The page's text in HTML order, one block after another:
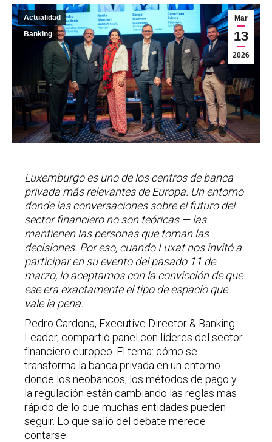
Mar
13
2026
Actualidad
Banking
Luxemburgo es uno de los centros de banca
privada más relevantes de Europa. Un entorno
donde las conversaciones sobre el futuro del
sector financiero no son teóricas — las
mantienen las personas que toman las
decisiones. Por eso, cuando Luxat nos invitó a
participar en su evento del pasado 11 de
marzo, lo aceptamos con la convicción de que
ese era exactamente el tipo de espacio que
vale la pena.
Pedro Cardona, Executive Director & Banking
Leader, compartió panel con líderes del sector
financiero europeo. El tema: cómo se
transforma la banca privada en un entorno
donde los neobancos, los métodos de pago y
la regulación están cambiando las reglas más
rápido de lo que muchas entidades pueden
seguir. Lo que salió del debate merece
contarse.